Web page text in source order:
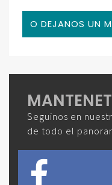
O DEJANOS UN
Seguinos en
de todo el